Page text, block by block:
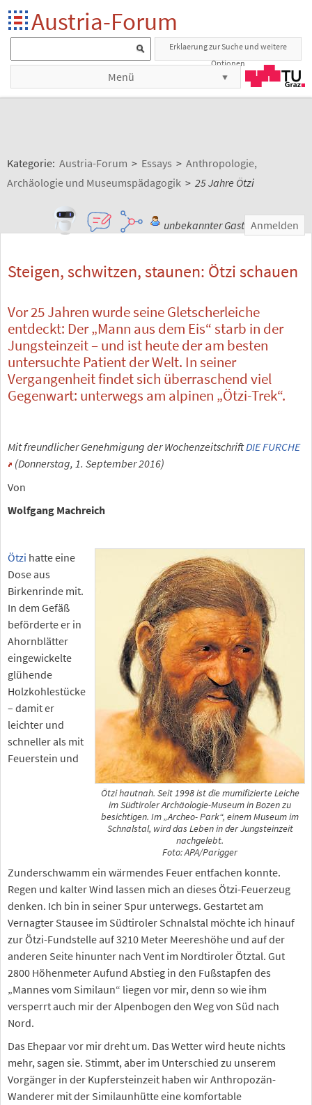
Austria-Forum
Erklaerung zur Suche und weitere
Optionen
Menü
Kategorie: Austria-Forum > Essays > Anthropologie,
Archäologie und Museumspädagogik > 25 Jahre Ötzi
unbekannter Gast Anmelden
Steigen, schwitzen, staunen: Ötzi schauen
Vor 25 Jahren wurde seine Gletscherleiche
entdeckt: Der „Mann aus dem Eis“ starb in der
Jungsteinzeit – und ist heute der am besten
untersuchte Patient der Welt. In seiner
Vergangenheit findet sich überraschend viel
Gegenwart: unterwegs am alpinen „Ötzi-Trek“.
Mit freundlicher Genehmigung der WochenzeitschriftDIE FURCHE
(Donnerstag, 1. September 2016)
Von
Wolfgang Machreich
Ötzi hautnah. Seit 1998 ist die mumifizierte Leiche
im Südtiroler Archäologie-Museum in Bozen zu
besichtigen. Im „Archeo- Park“, einem Museum im
Schnalstal, wird das Leben in der Jungsteinzeit
nachgelebt.
Foto: APA/Parigger
Ötzi hatte eine
Dose aus
Birkenrinde mit.
In dem Gefäß
beförderte er in
Ahornblätter
eingewickelte
glühende
Holzkohlestücke
– damit er
leichter und
schneller als mit
Feuerstein und
Zunderschwamm ein wärmendes Feuer entfachen konnte.
Regen und kalter Wind lassen mich an dieses Ötzi-Feuerzeug
denken. Ich bin in seiner Spur unterwegs. Gestartet am
Vernagter Stausee im Südtiroler Schnalstal möchte ich hinauf
zur Ötzi-Fundstelle auf 3210 Meter Meereshöhe und auf der
anderen Seite hinunter nach Vent im Nordtiroler Ötztal. Gut
2800 Höhenmeter Aufund Abstieg in den Fußstapfen des
„Mannes vom Similaun“ liegen vor mir, denn so wie ihm
versperrt auch mir der Alpenbogen den Weg von Süd nach
Nord.
Das Ehepaar vor mir dreht um. Das Wetter wird heute nichts
mehr, sagen sie. Stimmt, aber im Unterschied zu unserem
Vorgänger in der Kupfersteinzeit haben wir Anthropozän-
Wanderer mit der Similaunhütte eine komfortable